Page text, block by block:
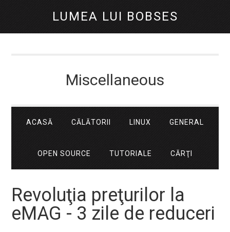
LUMEA LUI BOBSES
Miscellaneous
ACASĂ CĂLĂTORII LINUX GENERAL
OPEN SOURCE TUTORIALE CĂRŢI
Revoluţia preţurilor la
eMAG - 3 zile de reduceri